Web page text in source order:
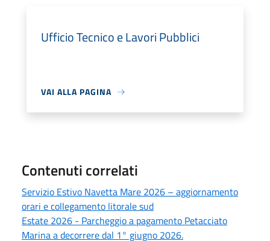
Ufficio Tecnico e Lavori Pubblici
VAI ALLA PAGINA
Contenuti correlati
Servizio Estivo Navetta Mare 2026 – aggiornamento
orari e collegamento litorale sud
Estate 2026 - Parcheggio a pagamento Petacciato
Marina a decorrere dal 1° giugno 2026.